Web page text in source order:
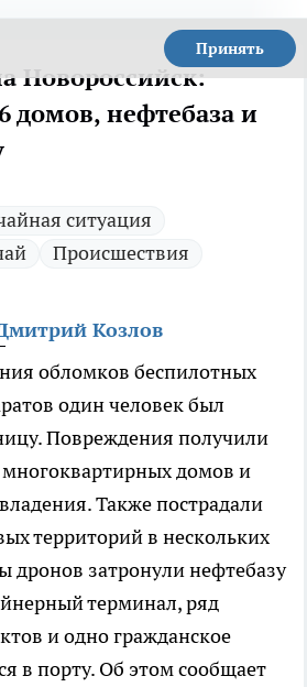
Принять
Новороссийск:
домов, нефтебаза и
ситуация
Происшествия
Козлов
обломков беспилотных
один человек был
Повреждения получили
домов и
Также пострадали
территорий в нескольких
дронов затронули нефтебазу
терминал, ряд
и одно гражданское
в порту. Об этом сообщает